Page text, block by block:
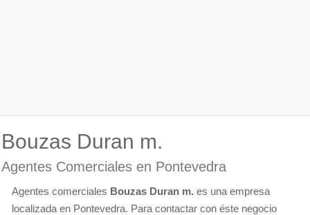
Bouzas Duran m.
Agentes Comerciales en Pontevedra
Agentes comerciales Bouzas Duran m. es una empresa
localizada en Pontevedra. Para contactar con éste negocio